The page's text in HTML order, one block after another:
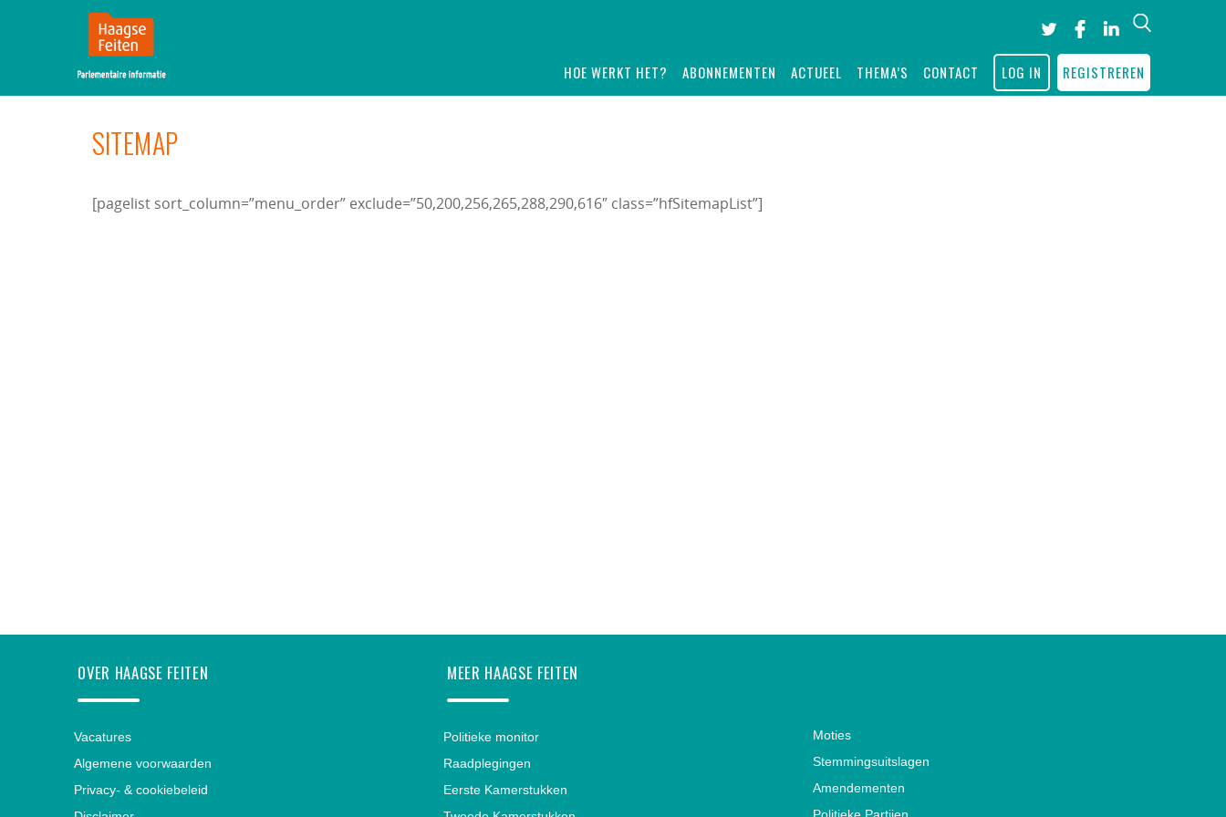
Search
HOE WERKT HET? ABONNEMENTEN ACTUEEL THEMA’S CONTACT LOG IN REGISTREREN
SITEMAP
[pagelist sort_column=”menu_order” exclude=”50,200,256,265,288,290,616″ class=”hfSitemapList”]
OVER HAAGSE FEITEN
Vacatures
Algemene voorwaarden
Privacy- & cookiebeleid
MEER HAAGSE FEITEN
Politieke monitor
Raadplegingen
Eerste Kamerstukken
Moties
Stemmingsuitslagen
Amendementen